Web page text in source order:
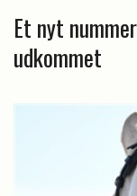
Et nyt
udkommet